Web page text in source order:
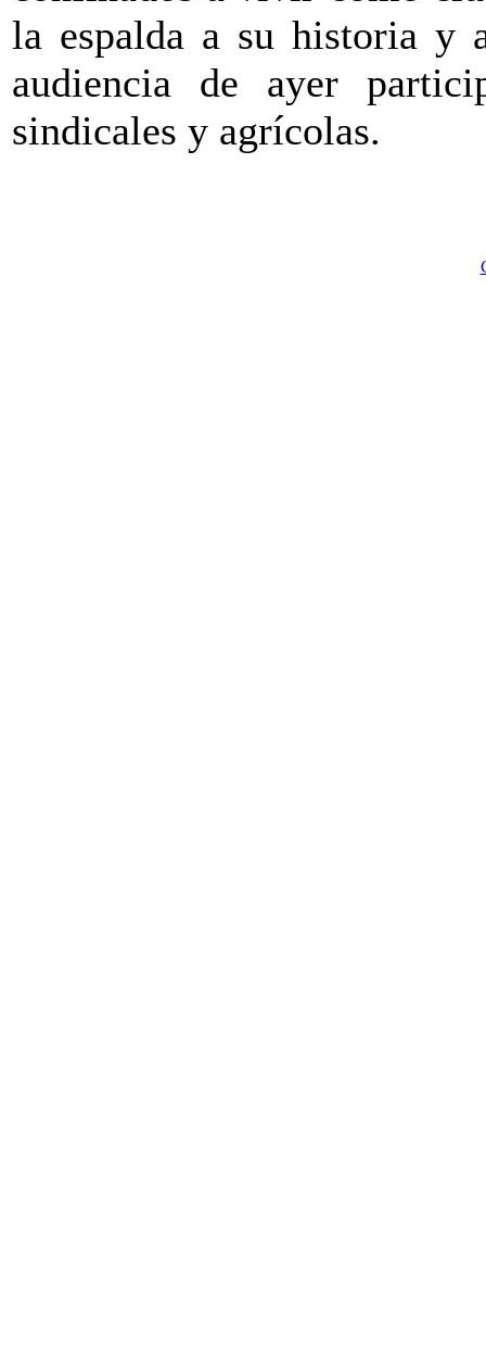
la espalda a su historia y
audiencia de ayer
sindicales y agrícolas.